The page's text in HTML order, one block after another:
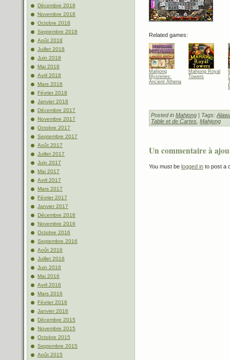
Décembre 2018
Novembre 2018
Octobre 2018
Septembre 2018
Août 2018
Juillet 2018
Juin 2018
Mai 2018
Avril 2018
Mars 2018
Février 2018
Janvier 2018
Décembre 2017
Novembre 2017
Octobre 2017
Septembre 2017
Août 2017
Juillet 2017
Juin 2017
Mai 2017
Avril 2017
Mars 2017
Février 2017
Janvier 2017
Décembre 2016
Novembre 2016
Octobre 2016
Septembre 2016
Août 2016
Juillet 2016
Juin 2016
Mai 2016
Avril 2016
Mars 2016
Février 2016
Janvier 2016
Décembre 2015
Novembre 2015
Octobre 2015
Septembre 2015
Août 2015
Related games:
Mahjong
Mysteries:
Ancient Athena
Mahjong Royal
Towers
Posted in Mahjong | Tags:
Table et de Cartes Mahjong
Un commentaire à
You must be logged in to post a